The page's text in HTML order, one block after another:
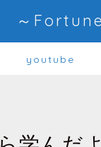
～
youtube